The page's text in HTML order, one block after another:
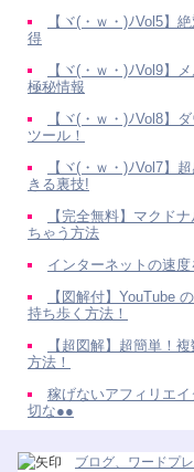
【ヾ(・ｗ・)ﾉVol5】
得
【ヾ(・ｗ・)ﾉVol9】
極秘情報
【ヾ(・ｗ・)ﾉVol8】
ツール！
【ヾ(・ｗ・)ﾉVol7】
きる裏技!
【完全無料】マクド
ちゃう方法
インターネットの速
【図解付】YouTube
持ち歩く方法！
【超図解】超簡単！
方法！
稼げないアフィリエ
切な●●
ブログ、ワードプ